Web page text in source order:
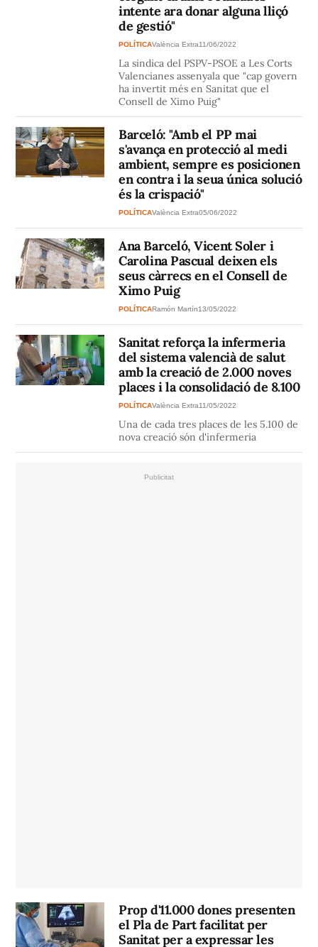
intente ara donar alguna lliçó
de gestió"
POLÍTICAValència Extra11/06/2022
La sindica del PSPV-PSOE a Les Corts
Valencianes assenyala que "cap govern
ha invertit més en Sanitat que el
Consell de Ximo Puig"
Barceló: "Amb el PP mai
s'avança en protecció al medi
ambient, sempre es posicionen
en contra i la seua única solució
és la crispació"
POLÍTICAValència Extra05/06/2022
Ana Barceló, Vicent Soler i
Carolina Pascual deixen els
seus càrrecs en el Consell de
Ximo Puig
POLÍTICARamón Martín13/05/2022
Sanitat reforça la infermeria
del sistema valencià de salut
amb la creació de 2.000 noves
places i la consolidació de 8.100
POLÍTICAValència Extra11/05/2022
Una de cada tres places de les 5.100 de
nova creació són d'infermeria
Prop d'11.000 dones presenten
el Pla de Part facilitat per
Sanitat per a expressar les